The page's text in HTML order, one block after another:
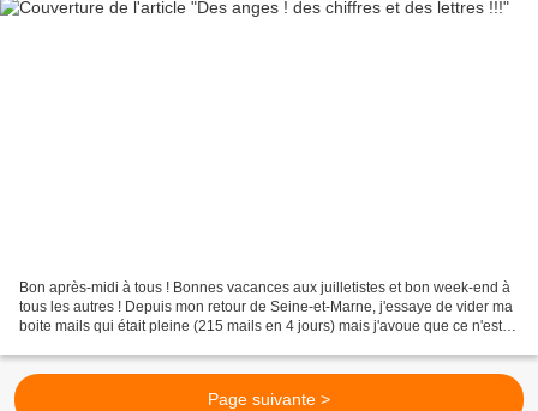
Bon après-midi à tous ! Bonnes vacances aux juilletistes et bon week-end à
tous les autres ! Depuis mon retour de Seine-et-Marne, j'essaye de vider ma
boite mails qui était pleine (215 mails en 4 jours) mais j'avoue que ce n'est
Page suivante >